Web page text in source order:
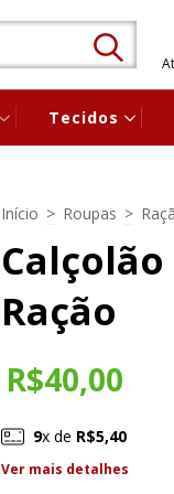
Tecidos
Início > Roupas >
Ração
R$40,00
9x de R$5,40
Ver mais detalhes